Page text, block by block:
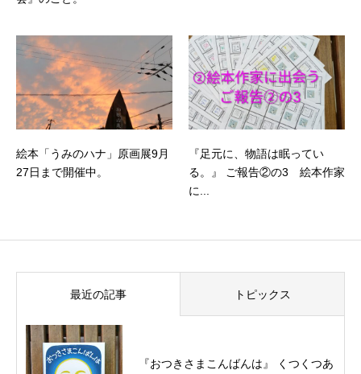
絵本「うみのハナ」原画展9月
27日まで開催中。
『足元に、物語は眠ってい
る。』 ご報告②の3 絵本作家
に...
最近の記事 トピックス
『おつきさまこんばんは』 くつくつあ